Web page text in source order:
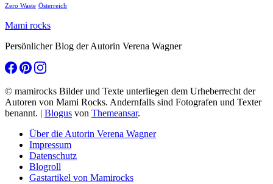
Zero Waste Österreich
Mami rocks
Persönlicher Blog der Autorin Verena Wagner
© mamirocks Bilder und Texte unterliegen dem Urheberrecht der
Autoren von Mami Rocks. Andernfalls sind Fotografen und Texter
benannt. | Blogus von Themeansar.
Über die Autorin Verena Wagner
Impressum
Datenschutz
Blogroll
Gastartikel von Mamirocks